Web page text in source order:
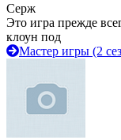
Серж
Это игра прежде
клоун под
Мастер игры (2